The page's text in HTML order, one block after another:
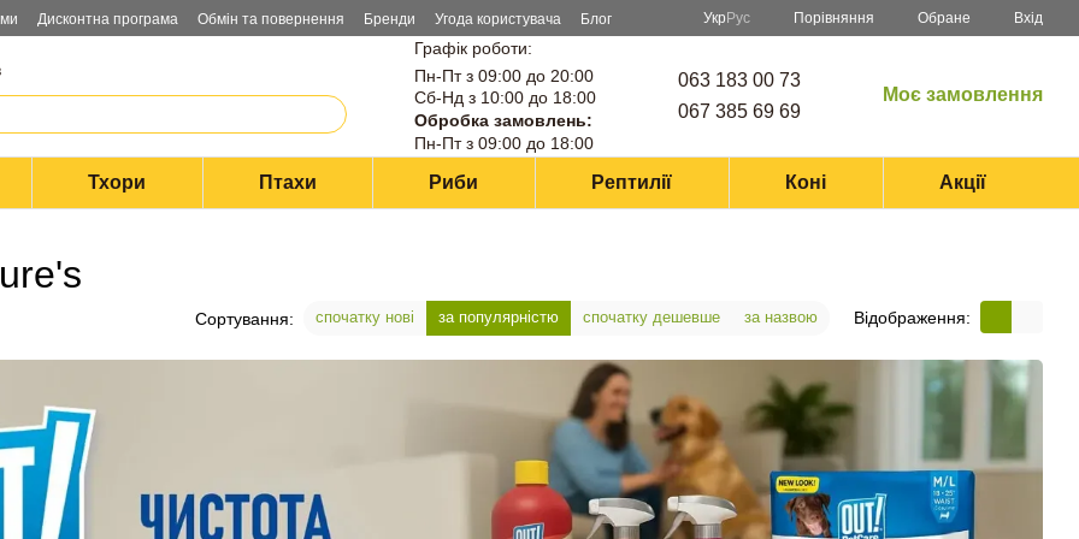
Дисконтна програма Обмін та повернення Бренди Угода користувача Блог Укр Рус Порівняння Обране Вхід
Графік роботи:
Пн-Пт з 09:00 до 20:00
Сб-Нд з 10:00 до 18:00
Обробка замовлень:
Пн-Пт з 09:00 до 18:00
063 183 00 73
067 385 69 69
Моє замовлення
Тхори Птахи Риби Рептилії Коні Акції
Сортування: спочатку нові за популярністю спочатку дешевше за назвою Відображення: